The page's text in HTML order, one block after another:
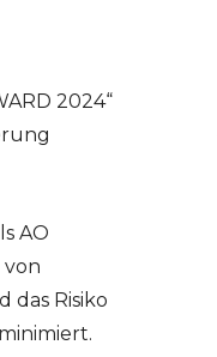
2024“
AO
von
das Risiko